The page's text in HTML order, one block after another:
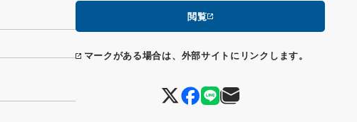
閲覧
マークがある場合は、外部サイトにリンクします。